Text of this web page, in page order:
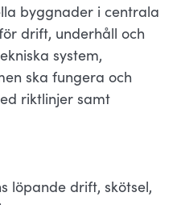
byggnader i centrala
drift, underhåll och
system,
ska fungera och
riktlinjer samt
löpande drift, skötsel,